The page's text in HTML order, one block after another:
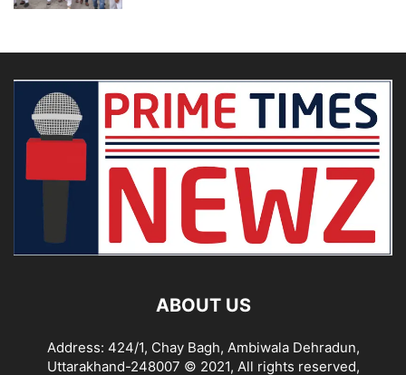
ABOUT US
Address: 424/1, Chay Bagh, Ambiwala Dehradun,
Uttarakhand-248007 © 2021, All rights reserved,